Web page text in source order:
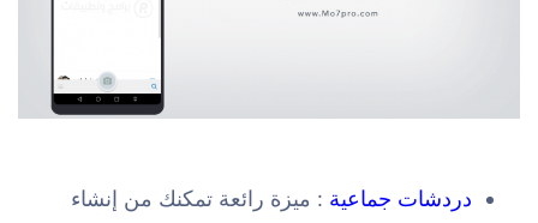
دردشات جماعية : ميزة رائعة تمكنك من إنشاء